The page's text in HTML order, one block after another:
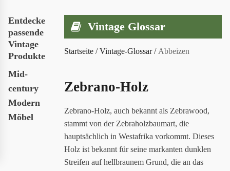
Entdecke
passende
Vintage
Produkte
Mid-
century
Modern
Möbel
Vintage Glossar
Startseite /Vintage-Glossar/ Abbeizen
Zebrano-Holz
Zebrano-Holz, auch bekannt als Zebrawood,
stammt von der Zebraholzbaumart, die
hauptsächlich in Westafrika vorkommt. Dieses
Holz ist bekannt für seine markanten dunklen
Streifen auf hellbraunem Grund, die an das